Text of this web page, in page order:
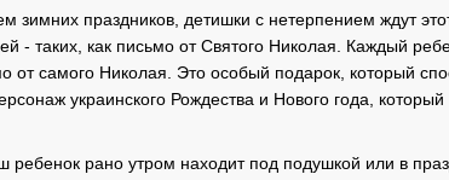
зимних праздников, детишки с нетерпением ждут
- таких, как письмо от Святого Николая. Каждый
от самого Николая. Это особый подарок, который
украинского Рождества и Нового года,
ребенок рано утром находит под подушкой или в